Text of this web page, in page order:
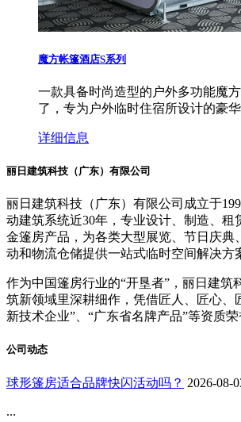
魔方帐篷酒店S系列
一款具备时尚造型的户外多功能魔
了，专为户外临时住宿所设计的豪
详细信息
丽日建筑科技（广东）有限公司
丽日建筑科技（广东）有限公司成立于
动建筑系统近30年，专业设计、制造、租
金篷房产品，为各类大型展览、节日庆典
动和物流仓储提供一站式临时空间解决方
作为中国篷房行业的“开垦者”，丽日建筑
筑新领域里深耕细作，凭借匠人、匠心、
新技术企业”、“广东省名牌产品”等资质荣
公司动态
球形篷房适合品牌快闪活动吗？ 2026-08-
...